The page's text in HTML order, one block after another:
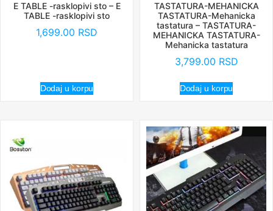
E TABLE -rasklopivi sto – E
TABLE -rasklopivi sto
1,699.00 RSD
Dodaj u korpu
TASTATURA-MEHANICKA
TASTATURA-Mehanicka
tastatura – TASTATURA-
MEHANICKA TASTATURA-
Mehanicka tastatura
3,799.00 RSD
Dodaj u korpu